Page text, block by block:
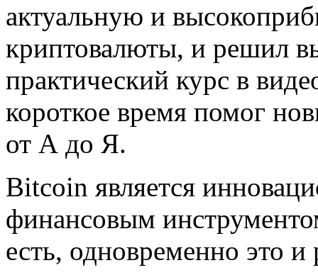
актуальную и
криптовалюты, и решил
практический курс в
короткое время помог
от А до Я.
Bitcoin является
финансовым
есть, одновременно это и